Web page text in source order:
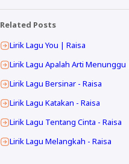
Related Posts
Lirik Lagu You | Raisa
Lirik Lagu Apalah Arti Menunggu
Lirik Lagu Bersinar - Raisa
Lirik Lagu Katakan - Raisa
Lirik Lagu Tentang Cinta - Raisa
Lirik Lagu Melangkah - Raisa